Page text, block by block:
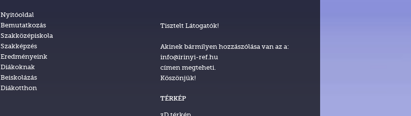
Nyitóoldal
Bemutatkozás
Szakközépiskola
Szakképzés
Eredményeink
Diákoknak
Beiskolázás
Diákotthon
Tisztelt Látogatók!
Akinek bármilyen hozzászólása van az a:
info@irinyi-ref.hu
címen megteheti.
Köszönjük!
TÉRKÉP